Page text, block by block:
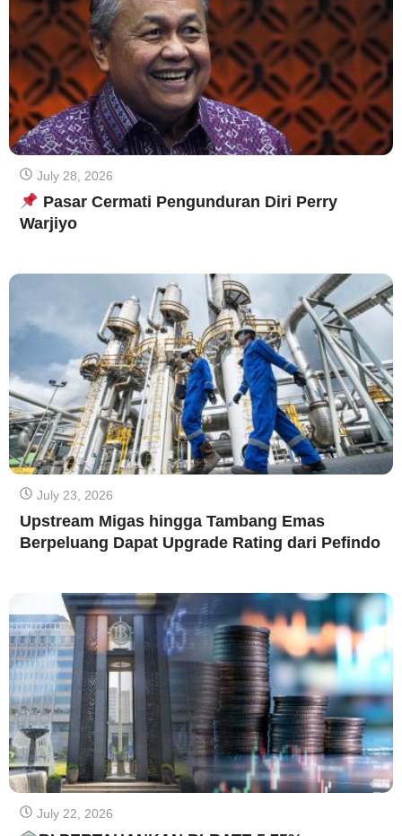
July 28, 2026
Pasar Cermati Pengunduran Diri Perry
Warjiyo
July 23, 2026
Upstream Migas hingga Tambang Emas
Berpeluang Dapat Upgrade Rating dari Pefindo
July 22, 2026